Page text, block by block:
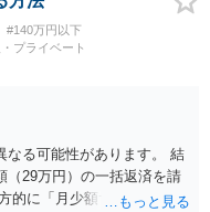
法令上認められる金員につ
じめ申し添えます。 本件
取引関係や返金時期など
履行時期には何ら影響を
件の解決を不必要に遅延さ
手続を履行されるよう、強
#140万円以下
プライベート
る可能性があります。 結
（29万円）の一括返済を請
的に「月少額ずつ返す」と